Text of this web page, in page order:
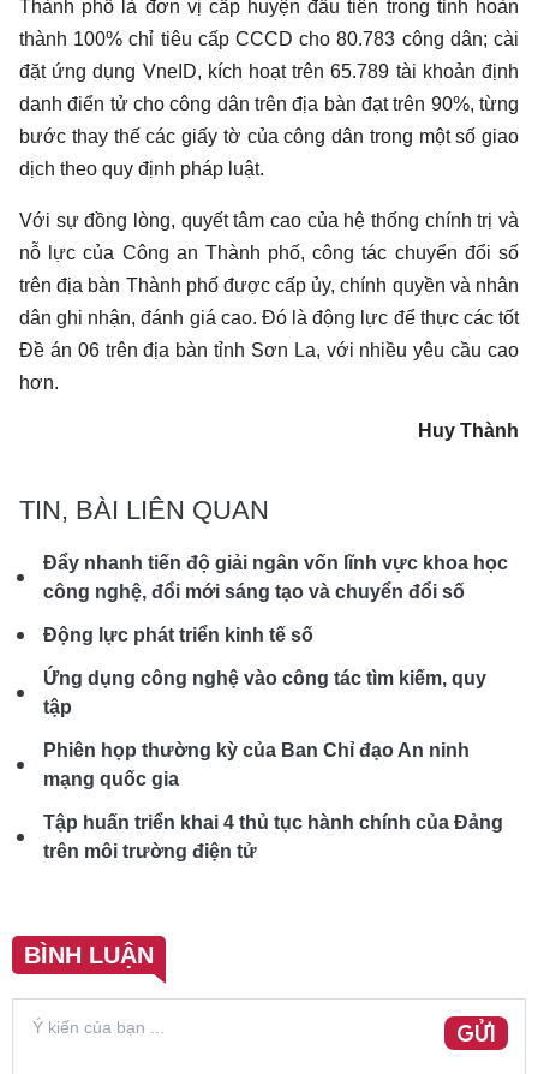
Thành phố là đơn vị cấp huyện đầu tiên trong tỉnh hoàn
thành 100% chỉ tiêu cấp CCCD cho 80.783 công dân; cài
đặt ứng dụng VneID, kích hoạt trên 65.789 tài khoản định
danh điển tử cho công dân trên địa bàn đạt trên 90%, từng
bước thay thế các giấy tờ của công dân trong một số giao
dịch theo quy định pháp luật.
Với sự đồng lòng, quyết tâm cao của hệ thống chính trị và
nỗ lực của Công an Thành phố, công tác chuyển đổi số
trên địa bàn Thành phố được cấp ủy, chính quyền và nhân
dân ghi nhận, đánh giá cao. Đó là động lực để thực các tốt
Đề án 06 trên địa bàn tỉnh Sơn La, với nhiều yêu cầu cao
hơn.
Huy Thành
TIN, BÀI LIÊN QUAN
Đẩy nhanh tiến độ giải ngân vốn lĩnh vực khoa học
công nghệ, đổi mới sáng tạo và chuyển đổi số
Động lực phát triển kinh tế số
Ứng dụng công nghệ vào công tác tìm kiếm, quy
tập
Phiên họp thường kỳ của Ban Chỉ đạo An ninh
mạng quốc gia
Tập huấn triển khai 4 thủ tục hành chính của Đảng
trên môi trường điện tử
BÌNH LUẬN
GỬI